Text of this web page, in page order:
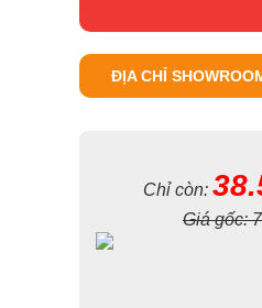
ĐỊA CHỈ
Chỉ còn:
Giá gốc: